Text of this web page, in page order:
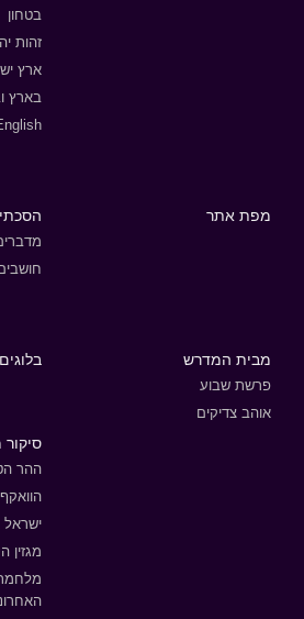
בטחון
זהות
ארץ
בארץ
מפת אתר
מבית המדרש
פרשת שבוע
אוהב צדיקים
בלוגים
סיקור
ההר
מגזין
מלחמת